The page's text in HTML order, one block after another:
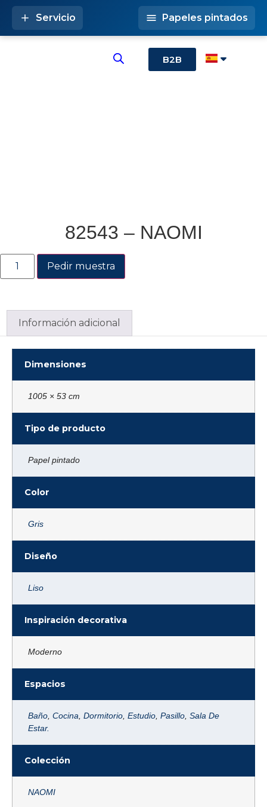
B2B
Servicio Papeles pintados
82543 – NAOMI
Pedir muestra
Información adicional
Dimensiones
1005 × 53 cm
Tipo de producto
Papel pintado
Color
Gris
Diseño
Liso
Inspiración decorativa
Moderno
Espacios
Baño Cocina Dormitorio Estudio Pasillo Sala De
Estar.
Colección
NAOMI